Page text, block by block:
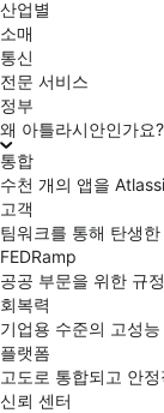
산업별
소매
통신
전문 서비스
정부
왜 아틀라시안인가요?
통합
수천 개의 앱을
고객
팀워크를 통해 탄생
FEDRamp
공공 부문을 위한 규
회복력
기업용 수준의 고성
플랫폼
고도로 통합되고 안
신뢰 센터